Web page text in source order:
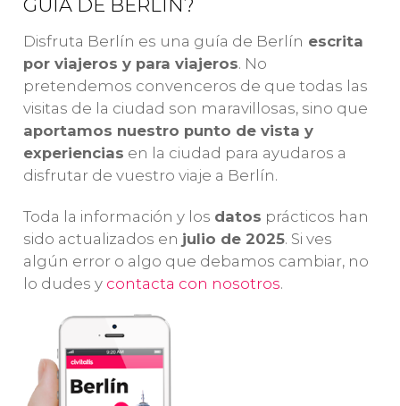
concentración
Sachsenhausen
se ha
convertido por
mérito propio
eneltour más
popular desde
Berlín.
recorriendo
desde la época
imperial hasta
los vestigios del
nazismo.
GUÍA DE BERLÍN?
Disfruta Berlín es una guía de Berlín escrita
por viajeros y para viajeros. No
pretendemos convenceros de que todas las
visitas de la ciudad son maravillosas, sino que
aportamos nuestro punto de vista y
experiencias en la ciudad para ayudaros a
disfrutar de vuestro viaje a Berlín.
Toda la información y los datos prácticos han
sido actualizados en julio de 2025. Si ves
algún error o algo que debamos cambiar, no
lo dudes y contacta con nosotros.